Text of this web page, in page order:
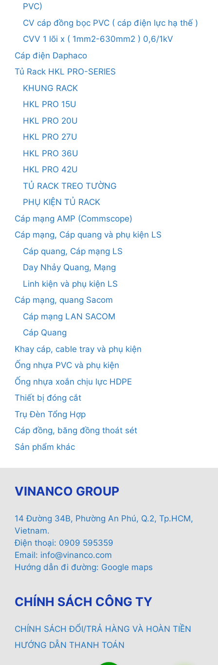
PVC)
CV cáp đồng bọc PVC ( cáp điện lực hạ thế )
CVV 1 lõi x ( 1mm2-630mm2 ) 0,6/1kV
Cáp điện Daphaco
Tủ Rack HKL PRO-SERIES
KHUNG RACK
HKL PRO 15U
HKL PRO 20U
HKL PRO 27U
HKL PRO 36U
HKL PRO 42U
TỦ RACK TREO TƯỜNG
PHỤ KIỆN TỦ RACK
Cáp mạng AMP (Commscope)
Cáp mạng, Cáp quang và phụ kiện LS
Cáp quang, Cáp mạng LS
Day Nhảy Quang, Mạng
Linh kiện và phụ kiện LS
Cáp mạng, quang Sacom
Cáp mạng LAN SACOM
Cáp Quang
Khay cáp, cable tray và phụ kiện
Ống nhựa PVC và phụ kiện
Ống nhựa xoắn chịu lực HDPE
Thiết bị đóng cắt
Trụ Đèn Tổng Hợp
Cáp đồng, băng đồng thoát sét
Sản phẩm khác
VINANCO GROUP
14 Đường 34B, Phường An Phú, Q.2, Tp.HCM,
Vietnam.
Điện thoại: 0909 595359
Email: info@vinanco.com
Hướng dẫn đi đường: Google maps
CHÍNH SÁCH CÔNG TY
CHÍNH SÁCH ĐỔI/TRẢ HÀNG VÀ HOÀN TIỀN
HƯỚNG DẪN THANH TOÁN